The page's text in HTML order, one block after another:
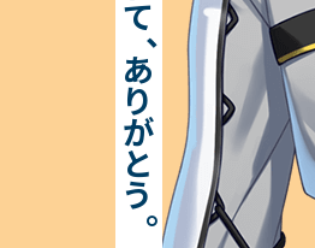
て、
あ
り
が
と
う。